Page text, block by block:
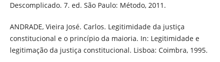
Descomplicado. 7. ed. São Paulo: Método, 2011.
ANDRADE, Vieira José. Carlos. Legitimidade da justiça
constitucional e o princípio da maioria. In: Legitimidade e
legitimação da justiça constitucional. Lisboa: Coimbra, 1995.